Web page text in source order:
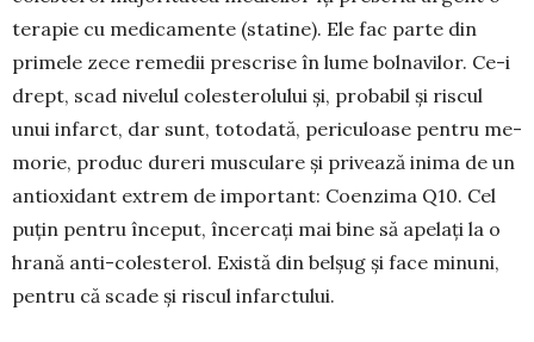
terapie cu medicamente (statine). Ele fac parte din
primele zece remedii prescrise în lume bol­na­vilor. Ce-i
drept, scad nivelul coleste­rolului și, probabil și riscul
unui infarct, dar sunt, totodată, periculoase pentru me­
morie, produc dureri mus­cu­lare și pri­vează inima de un
antioxi­dant extrem de important: Coenzima Q10. Cel
puțin pentru început, încer­cați mai bine să apelați la o
hrană anti-co­lesterol. Există din belșug și face mi­nuni,
pentru că scade și riscul in­farc­tului.